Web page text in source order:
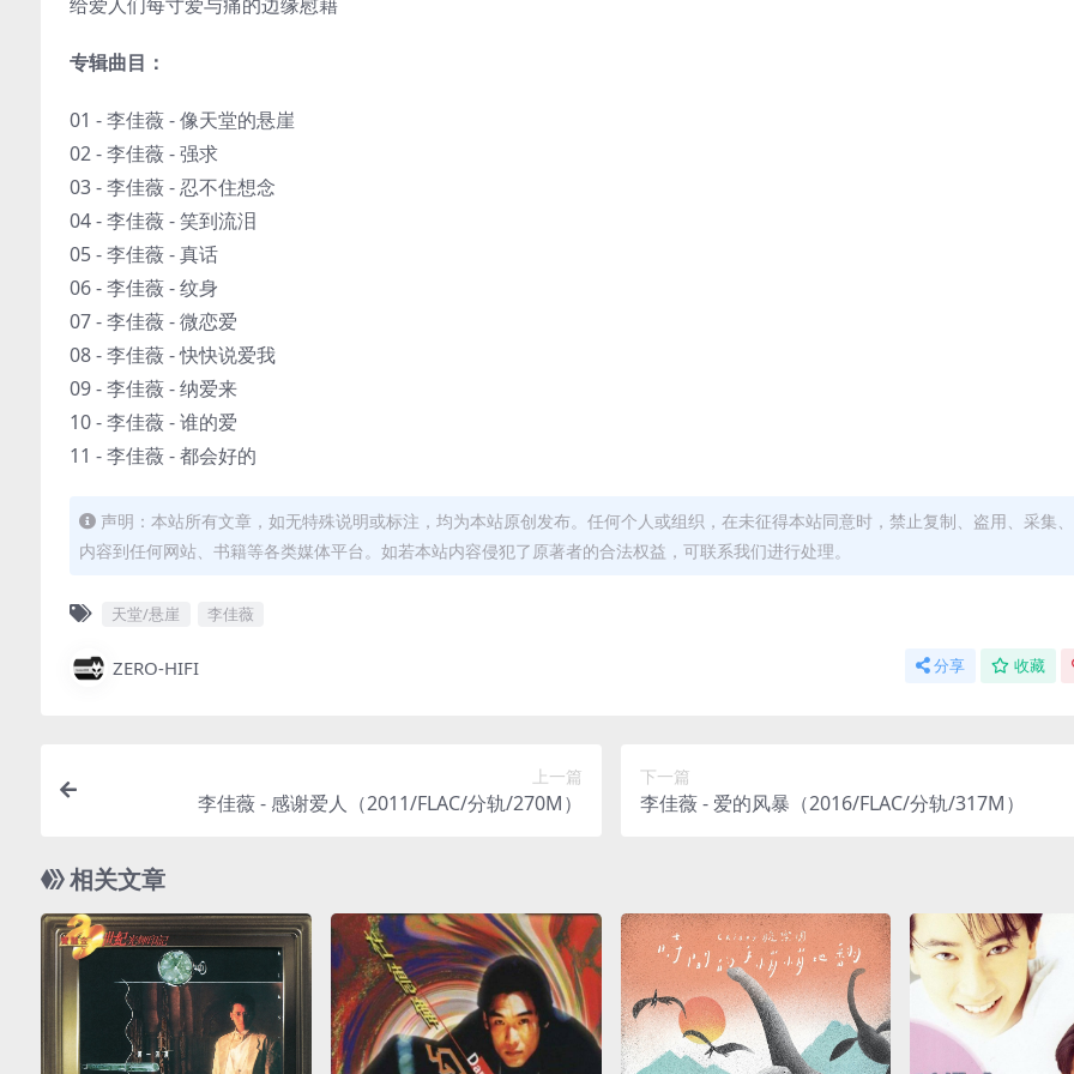
专辑曲目：
01 - 李佳薇 - 像天堂的悬崖
02 - 李佳薇 - 强求
03 - 李佳薇 - 忍不住想念
04 - 李佳薇 - 笑到流泪
05 - 李佳薇 - 真话
06 - 李佳薇 - 纹身
07 - 李佳薇 - 微恋爱
08 - 李佳薇 - 快快说爱我
09 - 李佳薇 - 纳爱来
10 - 李佳薇 - 谁的爱
11 - 李佳薇 - 都会好的
声明：本站所有文章，如无特殊说明或标注，均为本站原创发布。任何个人或组织，在未征得本站同意时，禁止复制、盗用、采集
内容到任何网站、书籍等各类媒体平台。如若本站内容侵犯了原著者的合法权益，可联系我们进行处理。
天堂/悬崖 李佳薇
ZERO-HIFI 分享 收藏
上一篇
李佳薇 - 感谢爱人（2011/FLAC/分轨/270M）
下一篇
李佳薇 - 爱的风暴（2016/FLAC/分轨/317M）
相关文章